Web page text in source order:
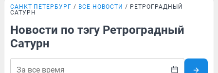
САНКТ-ПЕТЕРБУРГ ВСЕ НОВОСТИ
РЕТРОГРАДНЫЙ
САТУРН
Новости по тэгу Ретроградный
Сатурн